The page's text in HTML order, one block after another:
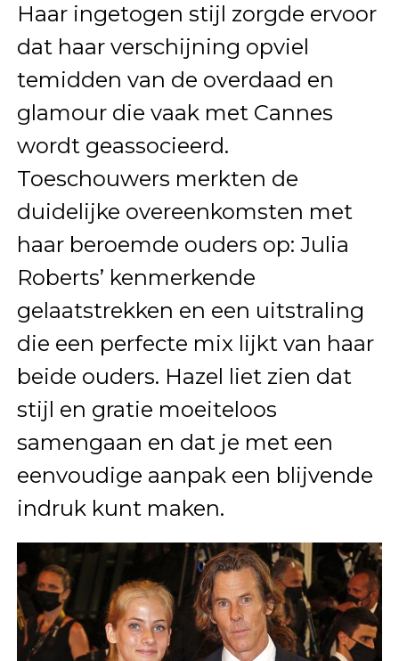
Haar ingetogen stijl zorgde ervoor
dat haar verschijning opviel
temidden van de overdaad en
glamour die vaak met Cannes
wordt geassocieerd.
Toeschouwers merkten de
duidelijke overeenkomsten met
haar beroemde ouders op: Julia
Roberts’ kenmerkende
gelaatstrekken en een uitstraling
die een perfecte mix lijkt van haar
beide ouders. Hazel liet zien dat
stijl en gratie moeiteloos
samengaan en dat je met een
eenvoudige aanpak een blijvende
indruk kunt maken.